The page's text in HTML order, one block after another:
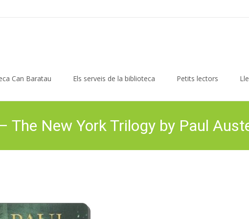
Can Baratau Els serveis de la biblioteca Petits lectors
The New York Trilogy by Paul